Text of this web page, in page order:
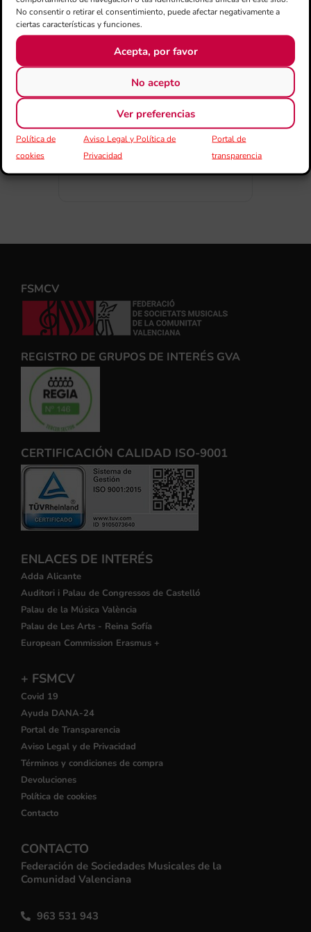
No consentir o retirar el consentimiento, puede afectar negativamente a
ciertas características y funciones.
Acepta, por favor
No acepto
Ver preferencias
Política de
cookies
Aviso Legal y Política de
Privacidad
Portal de
transparencia
COMPARTIR ESTE EVENTO
FSMCV
REGISTRO DE GRUPOS DE INTERÉS GVA
CERTIFICACIÓN CALIDAD ISO-9001
ENLACES DE INTERÉS
Adda Alicante
Auditori i Palau de Congressos de Castelló
Palau de la Música València
Palau de Les Arts - Reina Sofía
European Commission Erasmus +
+ FSMCV
Covid 19
Ayuda DANA-24
Portal de Transparencia
Aviso Legal y de Privacidad
Términos y condiciones de compra
Devoluciones
Política de cookies
Contacto
CONTACTO
Federación de Sociedades Musicales de la
Comunidad Valenciana
963 531 943